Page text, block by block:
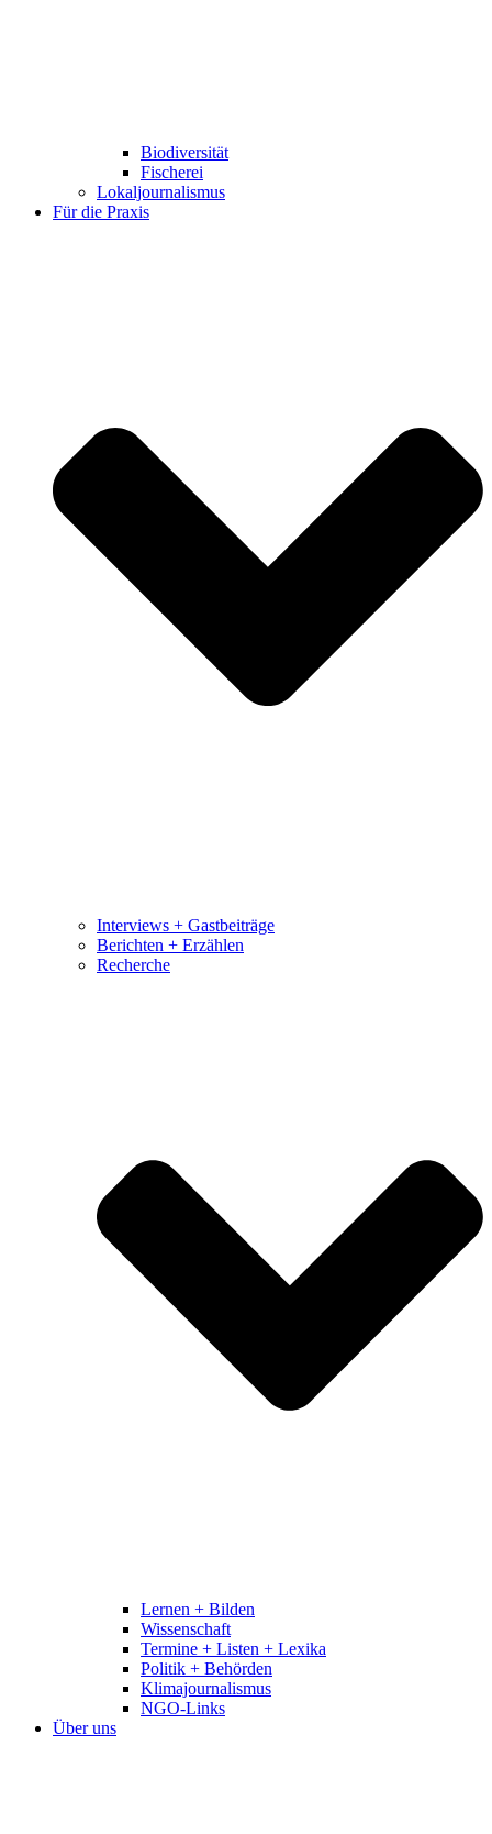
Biodiversität
Fischerei
Lokaljournalismus
Für die Praxis
Interviews + Gastbeiträge
Berichten + Erzählen
Recherche
Lernen + Bilden
Wissenschaft
Termine + Listen + Lexika
Politik + Behörden
Klimajournalismus
NGO-Links
Über uns